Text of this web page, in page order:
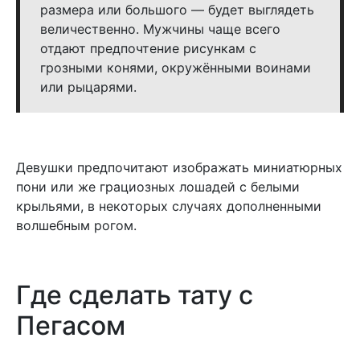
размера или большого — будет выглядеть
величественно. Мужчины чаще всего
отдают предпочтение рисункам с
грозными конями, окружёнными воинами
или рыцарями.
Девушки предпочитают изображать миниатюрных
пони или же грациозных лошадей с белыми
крыльями, в некоторых случаях дополненными
волшебным рогом.
Где сделать тату с
Пегасом